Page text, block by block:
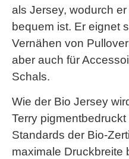
als Jersey, wodurch
bequem ist. Er eignet
Vernähen von
aber auch für
Schals.
Wie der Bio Jersey
Terry
Standards der Bio-
maximale Druckbreite